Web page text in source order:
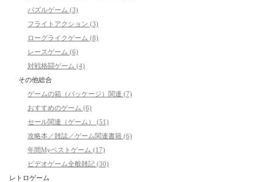
パズルゲーム (3)
フライトアクション (3)
ローグライクゲーム (8)
レースゲーム (6)
対戦格闘ゲーム (4)
その他総合
ゲームの箱（パッケージ）関連 (7)
おすすめのゲーム (6)
セール関連（ゲーム） (51)
攻略本／雑誌／ゲーム関連書籍 (6)
年間Myベストゲーム (17)
ビデオゲーム全般雑記 (30)
レトロゲーム